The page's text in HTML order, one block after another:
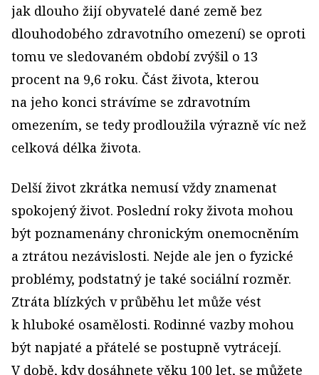
jak dlouho žijí obyvatelé dané země bez
dlouhodobého zdravotního omezení) se oproti
tomu ve sledovaném období zvýšil o 13
procent na 9,6 roku. Část života, kterou
na jeho konci strávíme se zdravotním
omezením, se tedy prodloužila výrazně víc než
celková délka života.
Delší život zkrátka nemusí vždy znamenat
spokojený život. Poslední roky života mohou
být poznamenány chronickým onemocněním
a ztrátou nezávislosti. Nejde ale jen o fyzické
problémy, podstatný je také sociální rozměr.
Ztráta blízkých v průběhu let může vést
k hluboké osamělosti. Rodinné vazby mohou
být napjaté a přátelé se postupně vytrácejí.
V době, kdy dosáhnete věku 100 let, se můžete